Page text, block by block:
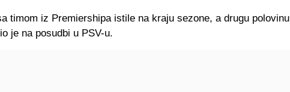
timom iz Premiershipa istile na kraju sezone, a drugu polovinu
je na posudbi u PSV-u.